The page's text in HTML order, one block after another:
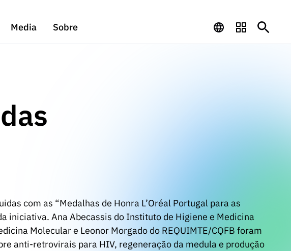
Media Sobre
com as “Medalhas de Honra L’Oréal Portugal para as
iniciativa. Ana Abecassis do Instituto de Higiene e Medicina
Molecular e Leonor Morgado do REQUIMTE/CQFB foram
anti-retrovirais para HIV, regeneração da medula e produção